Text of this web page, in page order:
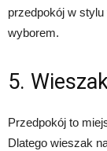
przedpokój w
wyborem.
5.
Przedpokój to
Dlatego wieszak